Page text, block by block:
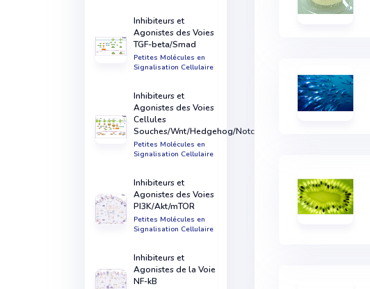
Inhibiteurs et
Agonistes des Voies
TGF-beta/Smad
Petites Molécules en
Signalisation Cellulaire
Inhibiteurs et
Agonistes des Voies
Cellules
Souches/Wnt/Hedgehog/Notch
Petites Molécules en
Signalisation Cellulaire
Inhibiteurs et
Agonistes des Voies
PI3K/Akt/mTOR
Petites Molécules en
Signalisation Cellulaire
Inhibiteurs et
Agonistes de la Voie
NF-kB